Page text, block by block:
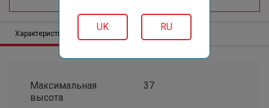
UK RU
Характеристики
Максимальная
высота
37